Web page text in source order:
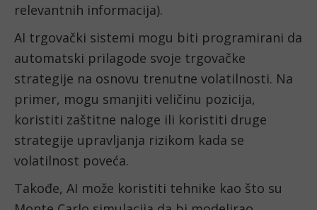
relevantnih informacija).
AI trgovački sistemi mogu biti programirani da
automatski prilagode svoje trgovačke
strategije na osnovu trenutne volatilnosti. Na
primer, mogu smanjiti veličinu pozicija,
koristiti zaštitne naloge ili koristiti druge
strategije upravljanja rizikom kada se
volatilnost poveća.
Takođe, AI može koristiti tehnike kao što su